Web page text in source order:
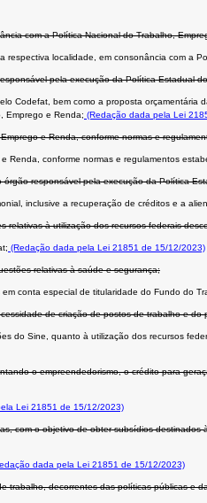
com a Política Nacional do Trabalho,
localidade, em consonância com a
pela execução da Política Estadual
Codefat, bem como a proposta
Emprego e Renda; (Redação dada pela Lei
e Renda, conforme normas e
conforme normas e regulamentos
responsável pela execução da Política
inclusive a recuperação de créditos e a
à utilização dos recursos federais
(Redação dada pela Lei 21851 de 15/12/2023)
relativas à saúde e segurança;
conta especial de titularidade do Fundo do
de criação de postos de trabalho e
do Sine, quanto à utilização dos recursos
o empreendedorismo, o crédito para
Lei 21851 de 15/12/2023)
com o objetivo de obter subsídios
dada pela Lei 21851 de 15/12/2023)
trabalho, decorrentes das políticas públicas e